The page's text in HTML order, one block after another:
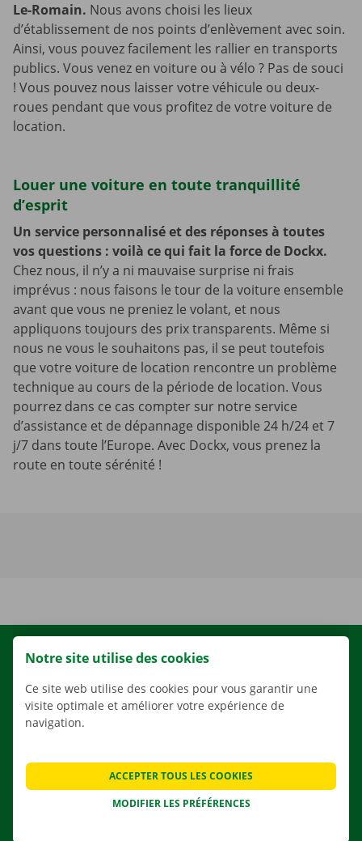
Le-Romain. Nous avons choisi les lieux
d’établissement de nos points d’enlèvement avec soin.
Ainsi, vous pouvez facilement les rallier en transports
publics. Vous venez en voiture ou à vélo ? Pas de souci
! Vous pouvez nous laisser votre véhicule ou deux-
roues pendant que vous profitez de votre voiture de
location.
Louer une voiture en toute tranquillité
d’esprit
Un service personnalisé et des réponses à toutes
vos questions : voilà ce qui fait la force de Dockx.
Chez nous, il n’y a ni mauvaise surprise ni frais
imprévus : nous faisons le tour de la voiture ensemble
avant que vous ne preniez le volant, et nous
appliquons toujours des prix transparents. Même si
nous ne vous le souhaitons pas, il se peut toutefois
que votre voiture de location rencontre un problème
technique au cours de la période de location. Vous
pourrez dans ce cas compter sur notre service
d’assistance et de dépannage disponible 24 h/24 et 7
j/7 dans toute l’Europe. Avec Dockx, vous prenez la
route en toute sérénité !
LOCATION
NOS VÉHICULES
NOS SERVICES
SOLUTIONS DE DÉMÉNAGEMENT
Notre site utilise des cookies
Ce site web utilise des cookies pour vous garantir une
visite optimale et améliorer votre expérience de
navigation.
MODIFIER LES PRÉFÉRENCES
ACCEPTER TOUS LES COOKIES